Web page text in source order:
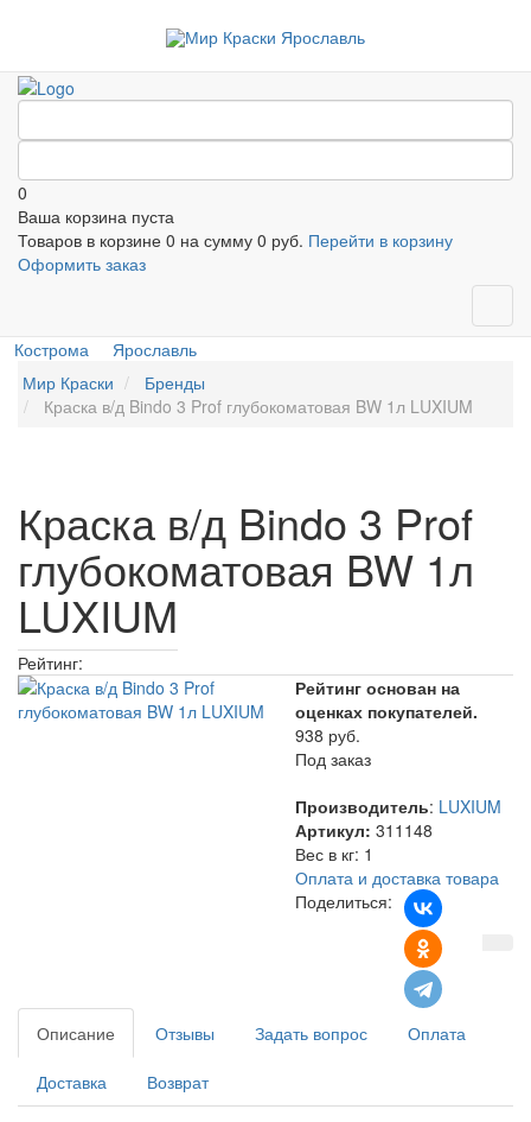
0
Ваша корзина пуста
Товаров в корзине 0 на сумму 0 руб. Перейти в корзину
Оформить заказ
Кострома
Ярославль
Мир Краски
Бренды
Краска в/д Bindo 3 Prof глубокоматовая BW 1л LUXIUM
Краска в/д Bindo 3 Prof
глубокоматовая BW 1л
LUXIUM
Рейтинг:
Рейтинг основан на
оценках покупателей.
938 руб.
Под заказ
Производитель: LUXIUM
Артикул: 311148
Вес в кг: 1
Оплата и доставка товара
Поделиться:
Описание Отзывы Задать вопрос Оплата
Доставка Возврат